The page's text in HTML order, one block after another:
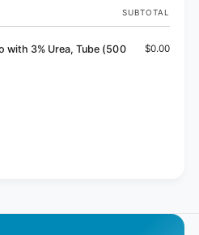
SUBTOTAL
with 3% Urea, Tube (500
$0.00